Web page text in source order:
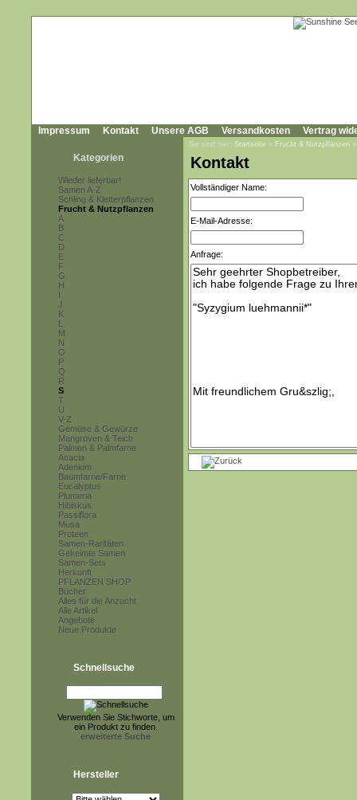
Impressum Kontakt Unsere AGB Versandkosten Vertrag
Kategorien
Wieder lieferbar!
Samen A-Z
Schling & Kletterpflanzen
Frucht & Nutzpflanzen
A
B
C
D
E
F
G
H
I
J
K
L
M
N
O
P
Q
R
S
T
U
V-Z
Gemüse & Gewürze
Mangroven & Teich
Palmen & Palmfarne
Acacia
Adenium
Baumfarne/Farne
Eucalyptus
Plumeria
Hibiskus
Passiflora
Musa
Proteen
Samen-Raritäten
Gekeimte Samen
Samen-Sets
Herkunft
PFLANZEN SHOP
Bücher
Alles für die Anzucht
Alle Artikel
Angebote
Neue Produkte
Schnellsuche
Verwenden Sie Stichworte, um
ein Produkt zu finden.
erweiterte Suche
Hersteller
Sie sind hier: Startseite » Frucht & Nutzpflanzen
Kontakt
Vollständiger Name:
E-Mail-Adresse:
Anfrage: